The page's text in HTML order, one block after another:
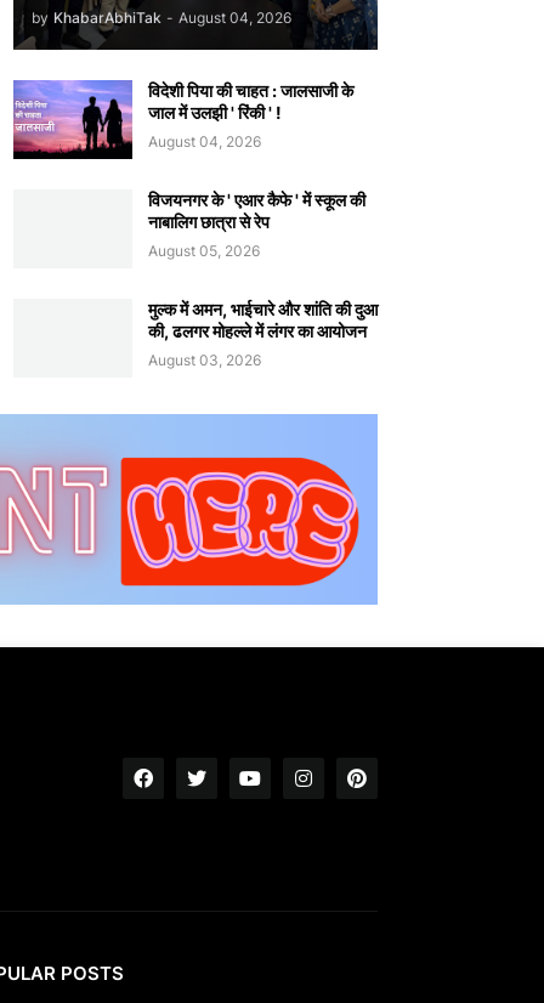
by KhabarAbhiTak - August 04, 2026
विदेशी पिया की चाहत : जालसाजी के
जाल में उलझी ' रिंकी ' !
August 04, 2026
विजयनगर के ' एआर कैफे ' में स्कूल की
नाबालिग छात्रा से रेप
August 05, 2026
मुल्क में अमन, भाईचारे और शांति की दुआ
की, ढलगर मोहल्ले में लंगर का आयोजन
August 03, 2026
POSTS